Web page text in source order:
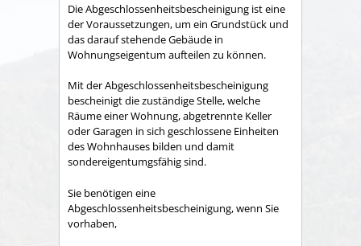
Die Abgeschlossenheitsbescheinigung ist eine
der Voraussetzungen, um ein Grundstück und
das darauf stehende Gebäude in
Wohnungseigentum aufteilen zu können.
Mit der Abgeschlossenheitsbescheinigung
bescheinigt die zuständige Stelle, welche
Räume einer Wohnung, abgetrennte Keller
oder Garagen in sich geschlossene Einheiten
des Wohnhauses bilden und damit
sondereigentumgsfähig sind.
Sie benötigen eine
Abgeschlossenheitsbescheinigung, wenn Sie
vorhaben,